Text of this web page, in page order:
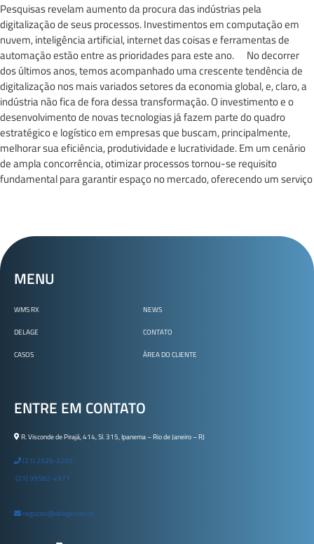
Pesquisas revelam aumento da procura das indústrias pela
digitalização de seus processos. Investimentos em computação em
nuvem, inteligência artificial, internet das coisas e ferramentas de
automação estão entre as prioridades para este ano. No decorrer
dos últimos anos, temos acompanhado uma crescente tendência de
digitalização nos mais variados setores da economia global, e, claro, a
indústria não fica de fora dessa transformação. O investimento e o
desenvolvimento de novas tecnologias já fazem parte do quadro
estratégico e logístico em empresas que buscam, principalmente,
melhorar sua eficiência, produtividade e lucratividade. Em um cenário
de ampla concorrência, otimizar processos tornou-se requisito
fundamental para garantir espaço no mercado, oferecendo um serviço
MENU
WMS RX
DELAGE
CASOS
NEWS
CONTATO
ÁREA DO CLIENTE
ENTRE EM CONTATO
R. Visconde de Pirajá, 414, Sl. 315, Ipanema – Rio de Janeiro – RJ
(21) 2529-3200
(21) 99582-4971
negocios@delage.com.br